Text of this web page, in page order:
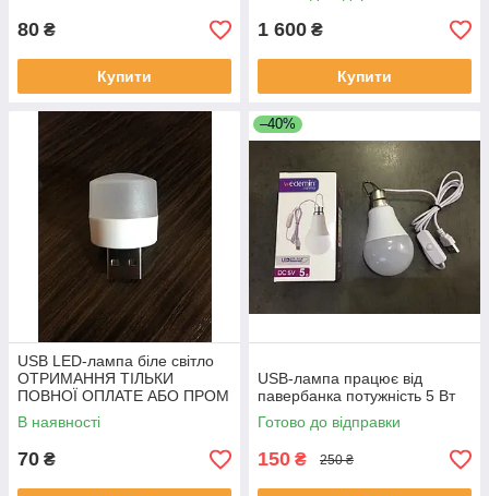
80 ₴
Купити
1 600 ₴
Купити
USB LED-лампа біле світло
ОТРИМАННЯ ТІЛЬКИ
ПОВНОЇ ОПЛАТЕ АБО ПРОМ
ОПЛАТОЇ
В наявності
70 ₴
–40%
USB-лампа працює від
павербанка потужність 5 Вт
Готово до відправки
150 ₴ 250 ₴